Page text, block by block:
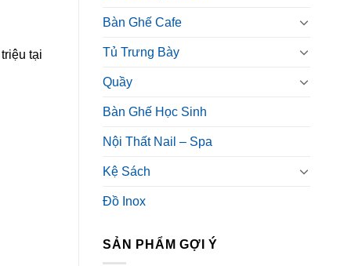
Bàn Ghế Cafe
Tủ Trưng Bày
Quầy
Bàn Ghế Học Sinh
Nội Thất Nail – Spa
Kệ Sách
Đồ Inox
SẢN PHẨM GỢI Ý
tại